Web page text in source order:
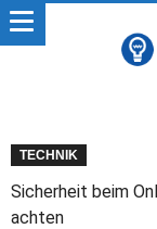
TECHNIK
Sicherheit beim
achten